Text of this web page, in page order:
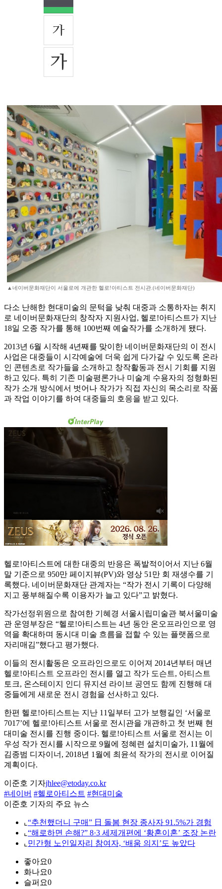
▲네이버문화재단이 서울로에 개관한 헬로!아티스트 전시관.(네이버문화재단)
다소 난해한 현대미술의 문턱을 낮춰 대중과 소통하자는 취지
로 네이버문화재단의 창작자 지원사업, 헬로!아티스트가 지난
18일 오종 작가를 통해 100번째 예술작가를 소개하게 됐다.
2013년 6월 시작해 4년째를 맞이한 네이버문화재단의 이 전시
사업은 대중들이 시각예술에 더욱 쉽게 다가갈 수 있도록 온라
인 콘텐츠로 작가들을 소개하고 창작활동과 전시 기회를 지원
하고 있다. 특히 기존 미술평론가나 미술계 수용자의 정형화된
작가 소개 방식에서 벗어나 작가가 직접 자신의 목소리로 작품
과 작업 이야기를 하여 대중들의 호응을 받고 있다.
헬로!아티스트에 대한 대중의 반응은 폭발적이어서 지난 6월
말 기준으로 950만 페이지뷰(PV)와 영상 51만 회 재생수를 기
록했다. 네이버문화재단 관계자는 “작가 전시 기록이 다양해
지고 풍부해질수록 이용자가 늘고 있다”고 밝혔다.
작가선정위원으로 참여한 기혜경 서울시립미술관 북서울미술
관 운영부장은 “헬로!아티스트는 4년 동안 온오프라인으로 영
역을 확대하며 동시대 미술 흐름을 접할 수 있는 플랫폼으로
자리매김”했다고 평가했다.
이들의 전시활동은 오프라인으로도 이어져 2014년부터 매년
헬로!아티스트 오프라인 전시를 열고 작가 도슨트, 아티스트
토크, 온스테이지 인디 뮤지션 라이브 공연도 함께 진행해 대
중들에게 새로운 전시 경험을 선사하고 있다.
한편 헬로!아티스트는 지난 11일부터 고가 보행길인 ‘서울로
7017’에 헬로!아티스트 서울로 전시관을 개관하고 첫 번째 현
대미술 전시를 진행 중이다. 헬로!아티스트 서울로 전시는 이
우성 작가 전시를 시작으로 9월에 정혜련 설치미술가, 11월에
김종범 디자이너, 2018년 1월에 최윤석 작가의 전시로 이어질
계획이다.
이준호 기자jhlee@etoday.co.kr
#네이버 #헬로아티스트 #현대미술
이준호 기자의 주요 뉴스
⌞ “추천했더니 구매” 日 돌봄 현장 종사자 91.5%가 경험
⌞ “해로하면 손해?” 8·3 세제개편에 ‘황혼이혼’ 조장 논란
⌞ 민간형 노인일자리 참여자, ‘배움 의지’도 높았다
좋아요0
화나요0
슬퍼요0